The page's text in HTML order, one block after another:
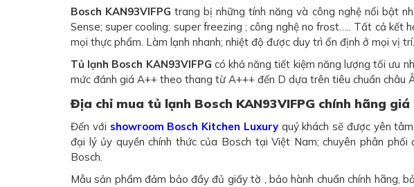
Bosch KAN93VIFPG trang bị những tính năng và công nghệ nổi bật
Sense; super cooling; super freezing ; công nghệ no frost….. Tất cả kết
mọi thực phẩm. Làm lạnh nhanh; nhiệt độ được duy trì ổn định ở mọi vị trí.
Tủ lạnh Bosch KAN93VIFPG có khả năng tiết kiệm năng lượng tối ưu
mức đánh giá A++ theo thang từ A+++ đến D dựa trên tiêu chuẩn châu
Địa chỉ mua tủ lạnh Bosch KAN93VIFPG chính hãng giá
Đến với showroom Bosch Kitchen Luxuryquý khách sẽ được yên
đại lý ủy quyền chính thức của Bosch tại Việt Nam; chuyên phân
Bosch.
Mẫu sản phẩm đảm bảo đầy đủ giấy tờ , bảo hành chuẩn chính hãng,